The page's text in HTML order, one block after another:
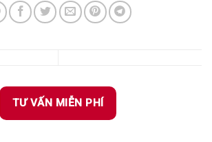
TƯ VẤN MIỄN PHÍ